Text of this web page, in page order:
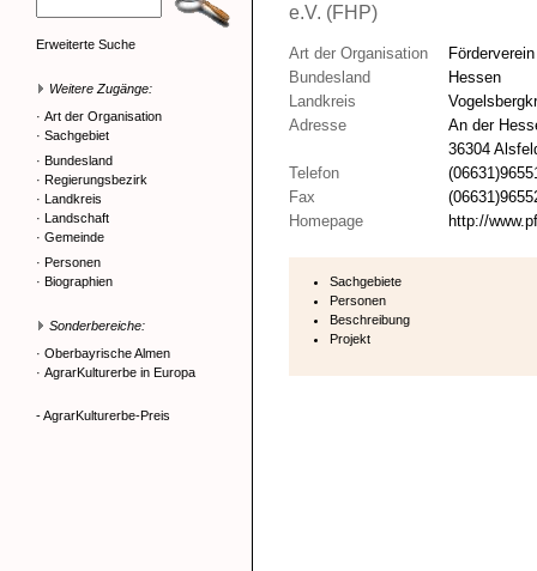
Erweiterte Suche
Weitere Zugänge:
· Art der Organisation
· Sachgebiet
· Bundesland
· Regierungsbezirk
· Landkreis
· Landschaft
· Gemeinde
· Personen
· Biographien
Sonderbereiche:
· Oberbayrische Almen
· AgrarKulturerbe in Europa
- AgrarKulturerbe-Preis
e.V. (FHP)
Art der Organisation
Förderverein
Bundesland
Hessen
Landkreis
Adresse
An der
36304
Telefon
Fax
Homepage
http://
Sachgebiete
Personen
Beschreibung
Projekt